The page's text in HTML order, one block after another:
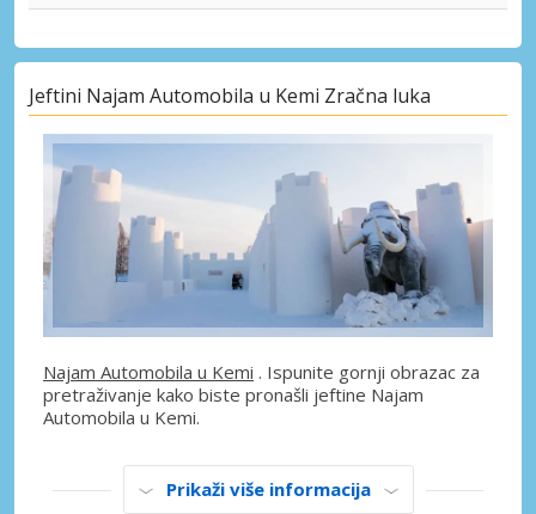
Jeftini Najam Automobila u Kemi Zračna luka
Najam Automobila u Kemi . Ispunite gornji obrazac za
pretraživanje kako biste pronašli jeftine Najam
Automobila u Kemi.
Prikaži više informacija